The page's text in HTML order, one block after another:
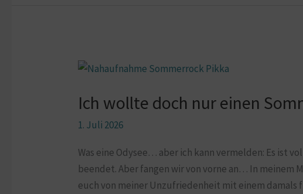
Ich wollte doch nur einen
1. Juli 2026
Was eine Odysee… aber ich kann vermelden: Es ist
beendet. Aber fangen wir von vorne an… In meinem
euch von meiner Unzufriedenheit mit einem
Ich
doch
einen
Sommerrock